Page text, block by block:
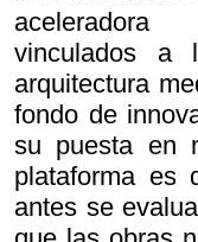
vinculados a
arquitectura
fondo de
su puesta en
plataforma es
antes se